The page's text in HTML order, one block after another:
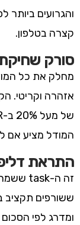
קצרה בטלפון.
סורק שחיקת
מחלק את כל
המודל מציע אם
התראת דליפת